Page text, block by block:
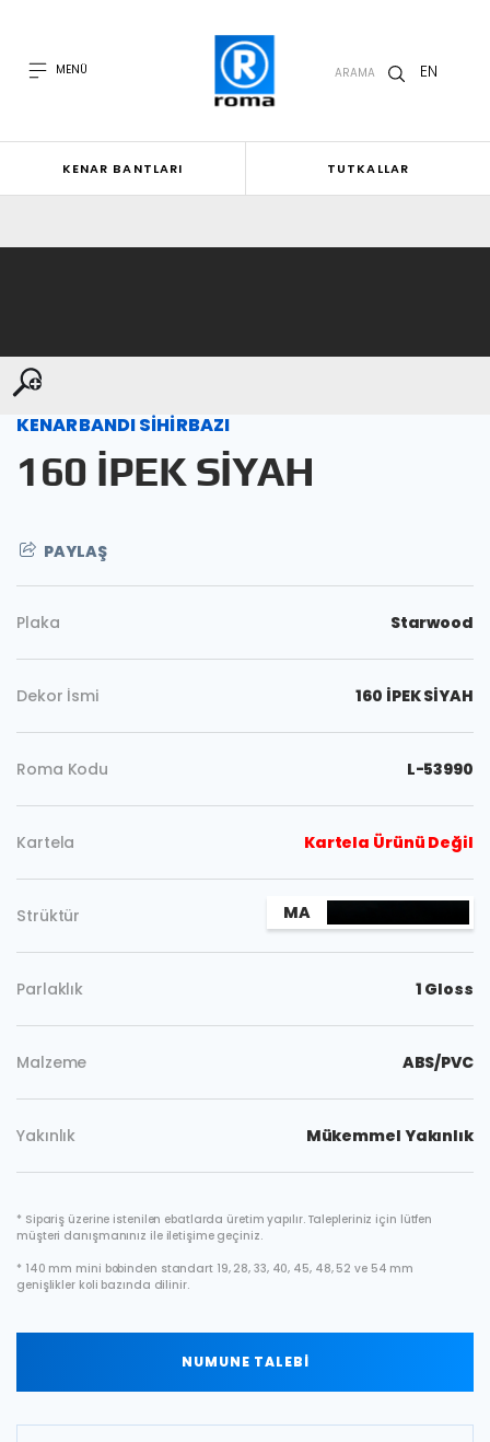
MENÜ ARAMA EN
KENAR BANTLARI TUTKALLAR
KENARBANDI SİHİRBAZI
160 İPEK SİYAH
PAYLAŞ
Plaka Starwood
Dekor İsmi 160 İPEK SİYAH
Roma Kodu L-53990
Kartela Kartela Ürünü Değil
Strüktür MA
Parlaklık 1 Gloss
Malzeme ABS/PVC
Yakınlık Mükemmel Yakınlık
* Sipariş üzerine istenilen ebatlarda üretim yapılır. Talepleriniz için lütfen
müşteri danışmanınız ile iletişime geçiniz.
* 140 mm mini bobinden standart 19, 28, 33, 40, 45, 48, 52 ve 54 mm
genişlikler koli bazında dilinir.
NUMUNE TALEBİ